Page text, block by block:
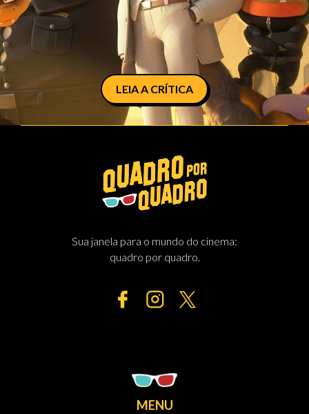
LEIA A CRÍTICA
Sua janela para o mundo do cinema:
quadro por quadro.
MENU